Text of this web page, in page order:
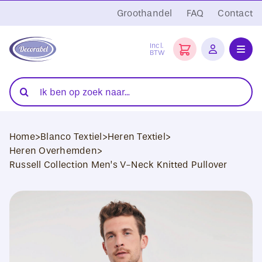
naar
inhoud
Groothandel FAQ Contact
Incl.
BTW
Folies
Transferpersen
Sublimatie
Zoeken
naar:
Home>Blanco Textiel>Heren Textiel>
Heren Overhemden>
Russell Collection Men’s V-Neck Knitted Pullover